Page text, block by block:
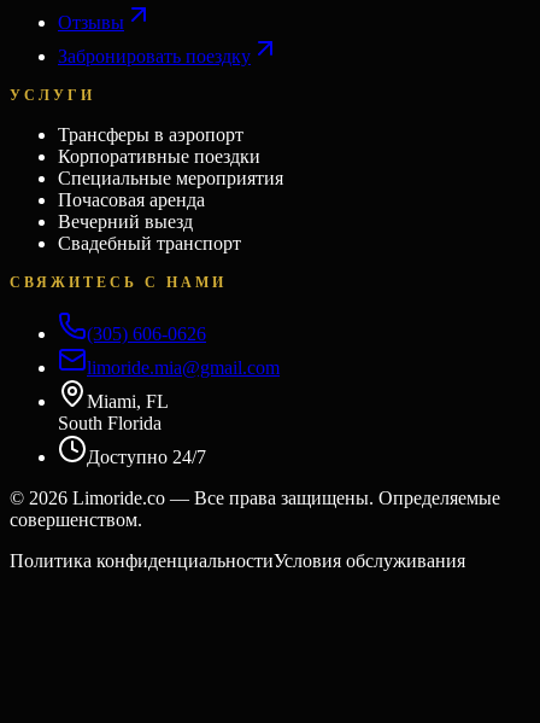
Отзывы
Забронировать поездку
УСЛУГИ
Трансферы в аэропорт
Корпоративные поездки
Специальные мероприятия
Почасовая аренда
Вечерний выезд
Свадебный транспорт
СВЯЖИТЕСЬ С НАМИ
(305) 606-0626
limoride.mia@gmail.com
Miami, FL
South Florida
Доступно 24/7
© 2026 Limoride.co — Все права защищены. Определяемые
совершенством.
Политика конфиденциальностиУсловия обслуживания